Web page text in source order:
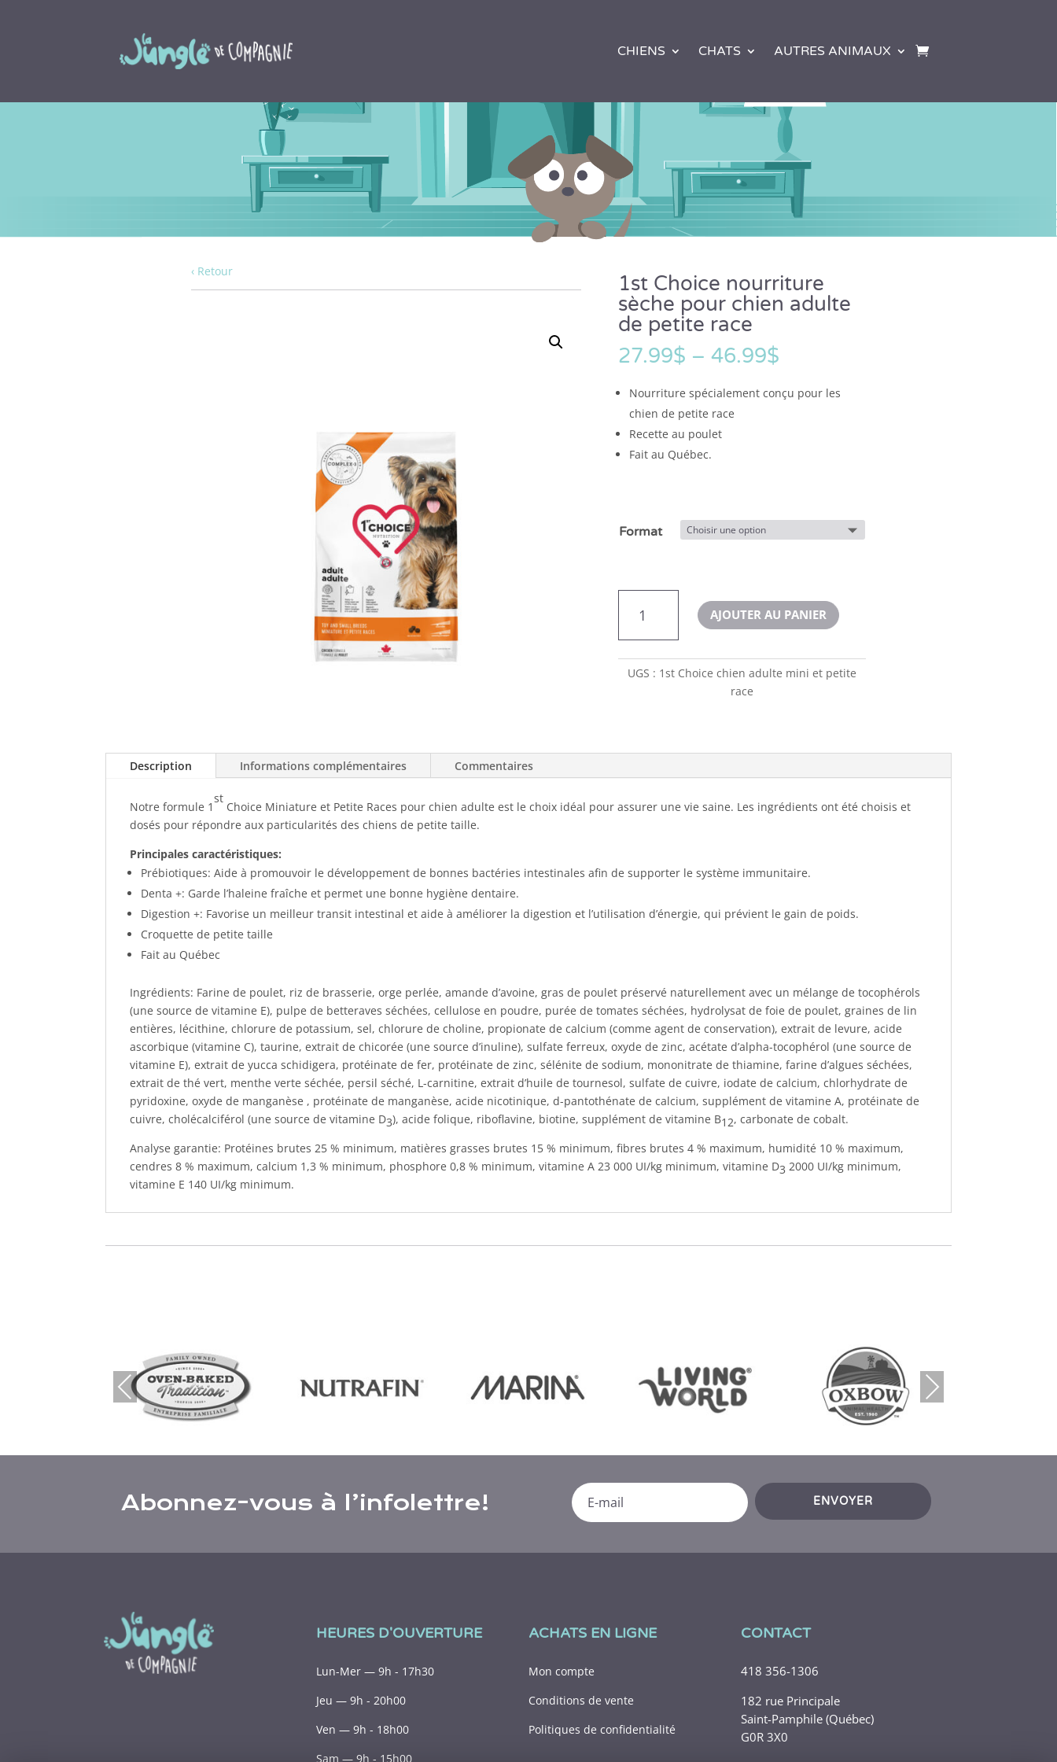
CHIENS CHATS AUTRES ANIMAUX
‹ Retour
1st Choice nourriture
sèche pour chien adulte
de petite race
27.99$ –46.99$
Nourriture spécialement conçu pour les
chien de petite race
Recette au poulet
Fait au Québec.
Format
nourriture
petite
AJOUTER AU PANIER
UGS : 1st Choice chien adulte mini et petite
race
Description Informations complémentaires Commentaires
Notre formule 1
st
Choice Miniature et Petite Races pour chien adulte est le choix idéal pour assurer une vie saine. Les ingrédients ont été choisis et
dosés pour répondre aux particularités des chiens de petite taille.
Principales caractéristiques:
Prébiotiques: Aide à promouvoir le développement de bonnes bactéries intestinales afin de supporter le système immunitaire.
Denta +: Garde l’haleine fraîche et permet une bonne hygiène dentaire.
Digestion +: Favorise un meilleur transit intestinal et aide à améliorer la digestion et l’utilisation d’énergie, qui prévient le gain de poids.
Croquette de petite taille
Fait au Québec
Ingrédients: Farine de poulet, riz de brasserie, orge perlée, amande d’avoine, gras de poulet préservé naturellement avec un mélange de tocophérols
(une source de vitamine E), pulpe de betteraves séchées, cellulose en poudre, purée de tomates séchées, hydrolysat de foie de poulet, graines de lin
entières, lécithine, chlorure de potassium, sel, chlorure de choline, propionate de calcium (comme agent de conservation), extrait de levure, acide
ascorbique (vitamine C), taurine, extrait de chicorée (une source d’inuline), sulfate ferreux, oxyde de zinc, acétate d’alpha-tocophérol (une source de
vitamine E), extrait de yucca schidigera, protéinate de fer, protéinate de zinc, sélénite de sodium, mononitrate de thiamine, farine d’algues séchées,
extrait de thé vert, menthe verte séchée, persil séché, L-carnitine, extrait d’huile de tournesol, sulfate de cuivre, iodate de calcium, chlorhydrate de
pyridoxine, oxyde de manganèse , protéinate de manganèse, acide nicotinique, d-pantothénate de calcium, supplément de vitamine A, protéinate de
cuivre, cholécalciférol (une source de vitamine D3), acide folique, riboflavine, biotine, supplément de vitamine B12, carbonate de cobalt.
Analyse garantie: Protéines brutes 25 % minimum, matières grasses brutes 15 % minimum, fibres brutes 4 % maximum, humidité 10 % maximum,
cendres 8 % maximum, calcium 1,3 % minimum, phosphore 0,8 % minimum, vitamine A 23 000 UI/kg minimum, vitamine D3 2000 UI/kg minimum,
vitamine E 140 UI/kg minimum.
Prev
ious
Nex
t
Abonnez-vous à l’infolettre! ENVOYER
HEURES D'OUVERTURE
Lun-Mer — 9h - 17h30
Jeu — 9h - 20h00
Ven — 9h - 18h00
Sam — 9h - 15h00
ACHATS EN LIGNE
Mon compte
Conditions de vente
Politiques de confidentialité
CONTACT
418 356-1306
182 rue Principale
Saint-Pamphile (Québec)
G0R 3X0